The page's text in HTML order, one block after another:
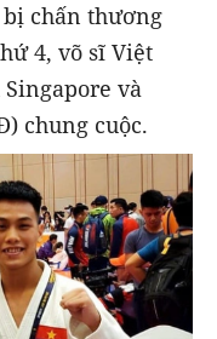
chấn thương
4, võ sĩ Việt
và
chung cuộc.